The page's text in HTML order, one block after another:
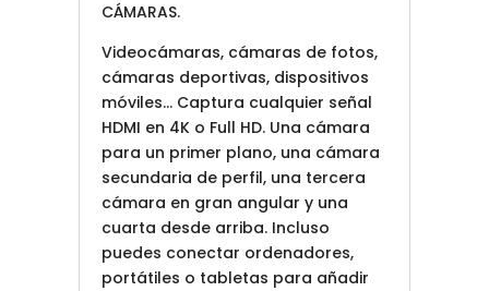
CÁMARAS.
Videocámaras, cámaras de fotos,
cámaras deportivas, dispositivos
móviles… Captura cualquier señal
HDMI en 4K o Full HD. Una cámara
para un primer plano, una cámara
secundaria de perfil, una tercera
cámara en gran angular y una
cuarta desde arriba. Incluso
puedes conectar ordenadores,
portátiles o tabletas para añadir